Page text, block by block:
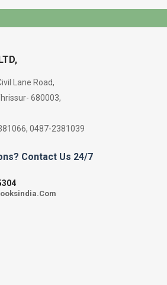
Lane Road,
680003,
0487-2381039
Contact Us 24/7